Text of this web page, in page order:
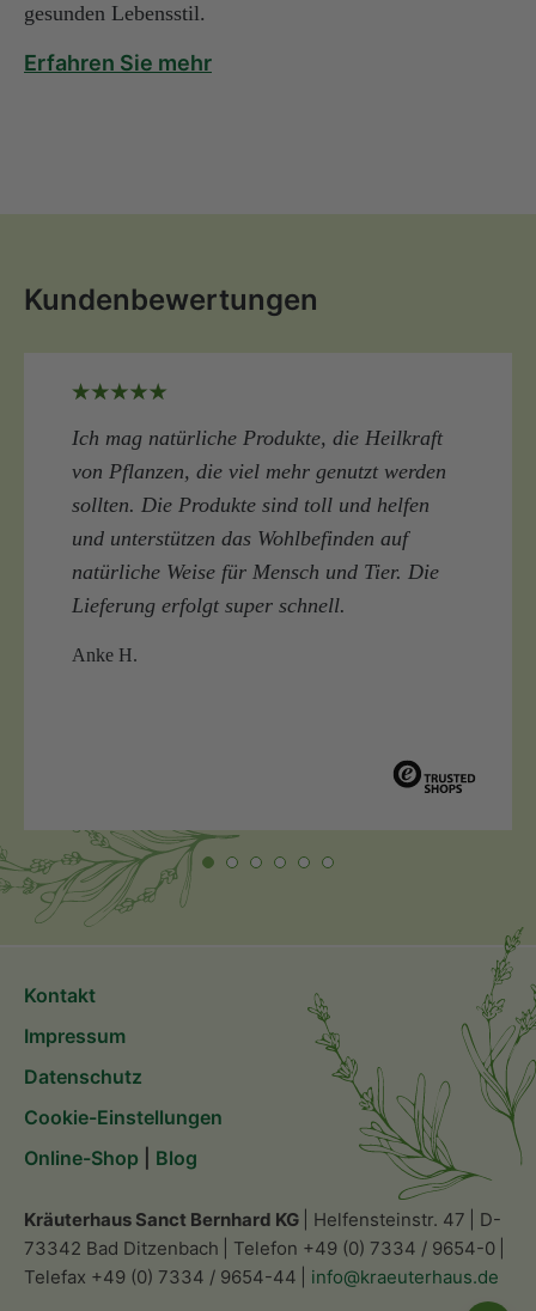
gesunden Lebensstil.
Erfahren Sie mehr
Kundenbewertungen
Ich mag natürliche Produkte, die Heilkraft
von Pflanzen, die viel mehr genutzt werden
sollten. Die Produkte sind toll und helfen
und unterstützen das Wohlbefinden auf
natürliche Weise für Mensch und Tier. Die
Lieferung erfolgt super schnell.
Anke H.
Kontakt
Impressum
Datenschutz
Cookie-Einstellungen
Online-Shop
Blog
Kräuterhaus Sanct Bernhard KG Helfensteinstr. 47
D-
73342 Bad Ditzenbach
Telefon +49 (0) 7334 / 9654-0
Telefax +49 (0) 7334 / 9654-44
info@kraeuterhaus.de